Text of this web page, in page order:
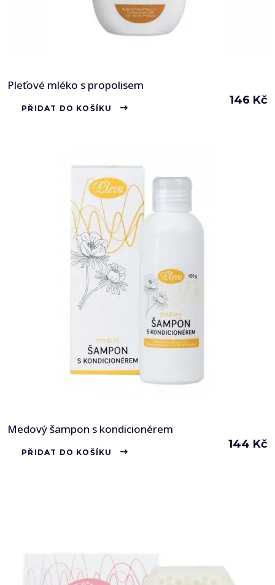
Pleťové mléko s propolisem
146 Kč
PŘIDAT DO KOŠÍKU
Medový šampon s kondicionérem
144 Kč
PŘIDAT DO KOŠÍKU